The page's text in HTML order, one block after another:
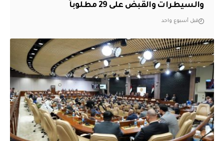
والسيطرات والقبض على 29 مطلوباً
قبل أسبوع واحد